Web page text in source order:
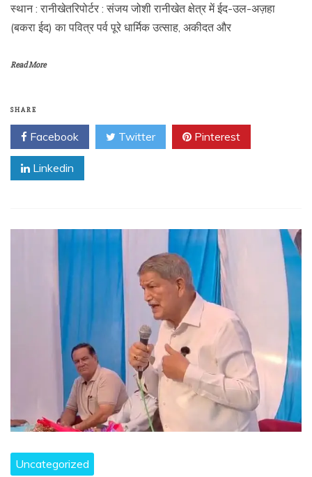
स्थान : रानीखेतरिपोर्टर : संजय जोशी रानीखेत क्षेत्र में ईद-उल-अज़हा
(बकरा ईद) का पवित्र पर्व पूरे धार्मिक उत्साह, अकीदत और
Read More
SHARE
Facebook Twitter Pinterest
Linkedin
Uncategorized